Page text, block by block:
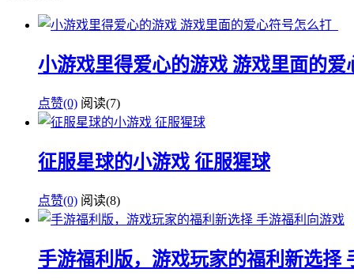
小游戏里得爱心的游戏 游戏里面的爱
点赞(0) 阅读(7)
征服星球的小游戏 征服猩球
点赞(0) 阅读(8)
手游福利版，游戏玩家的福利新选择